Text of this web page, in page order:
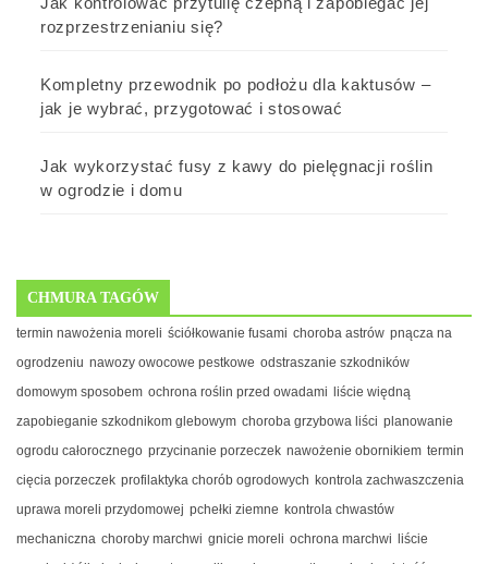
rozprzestrzenianiu się?
Kompletny przewodnik po podłożu dla kaktusów –
jak je wybrać, przygotować i stosować
Jak wykorzystać fusy z kawy do pielęgnacji roślin
w ogrodzie i domu
CHMURA TAGÓW
termin nawożenia moreli ściółkowanie fusami choroba astrów pnącza na
ogrodzeniu nawozy owocowe pestkowe odstraszanie szkodników
domowym sposobem ochrona roślin przed owadami
liście więdną
zapobieganie szkodnikom glebowym choroba grzybowa liści planowanie
ogrodu całorocznego przycinanie porzeczek nawożenie obornikiem termin
cięcia porzeczek profilaktyka chorób ogrodowych kontrola zachwaszczenia
uprawa moreli przydomowej pchełki ziemne kontrola chwastów
mechaniczna choroby marchwi gnicie moreli ochrona marchwi
liście